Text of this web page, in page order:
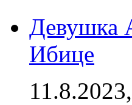
Девушка
Ибице